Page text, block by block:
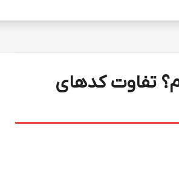
تفاوت کدهای